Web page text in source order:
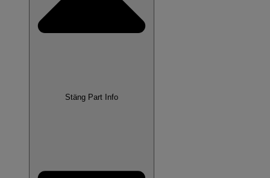
Stäng Part Info